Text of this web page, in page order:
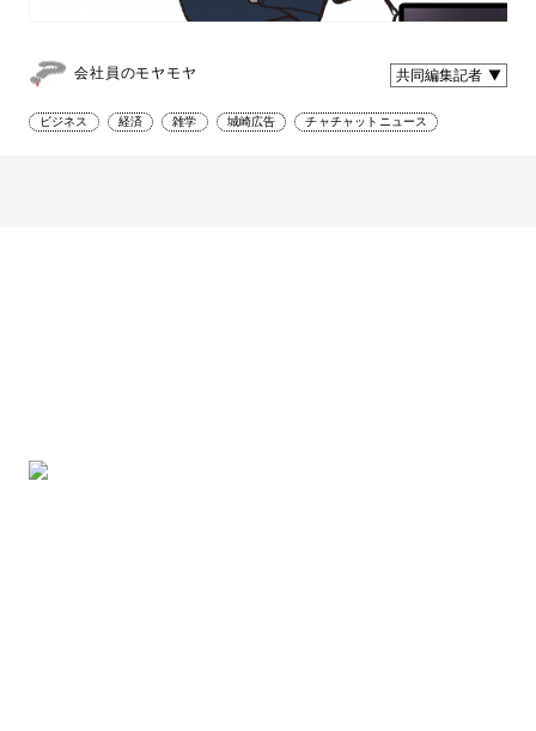
会社員のモヤモヤ 共同編集記者
ビジネス 経済 雑学 城崎広告 チャチャットニュース